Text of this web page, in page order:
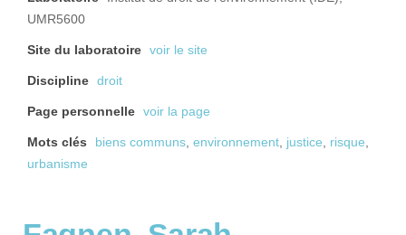
UMR5600
Site du laboratoire voir le site
Discipline droit
Page personnelle voir la page
Mots clés biens communs, environnement, justice, risque,
urbanisme